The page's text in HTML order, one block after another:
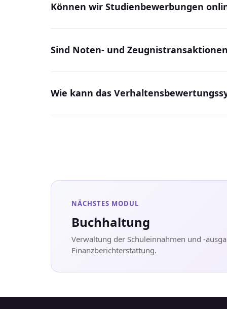
Können wir Studienbewerbungen
Sind Noten- und
Wie kann das
NÄCHSTES MODUL
Buchhaltung
Verwaltung der Schuleinnahmen und -
Finanzberichterstattung.